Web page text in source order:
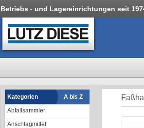
Betriebs - und Lagereinrichtungen seit
Kategorien
A bis Z
Abfallsammler
Anschlagmittel